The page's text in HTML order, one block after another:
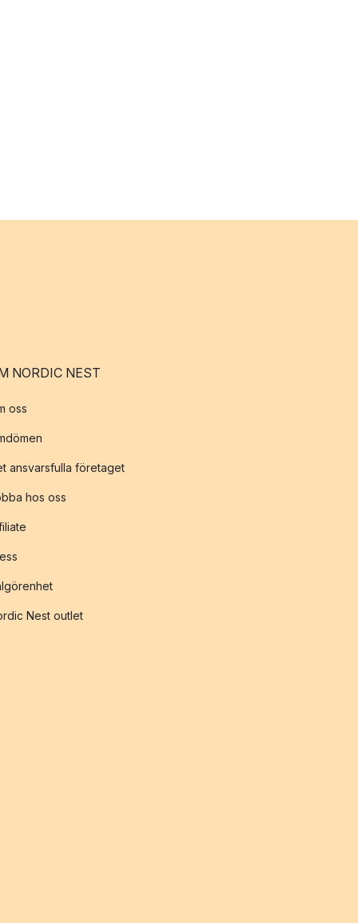
NORDIC NEST
oss
ansvarsfulla företaget
hos oss
Nest outlet